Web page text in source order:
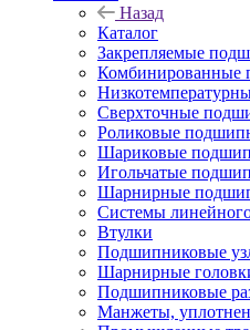
Назад
Каталог
Закрепляемые
Комбинированные
Сверхточные
Роликовые
Шариковые
Игольчатые
Шарнирные
Системы
Втулки
Подшипниковые
Шарнирные
Подшипниковые
Манжеты,